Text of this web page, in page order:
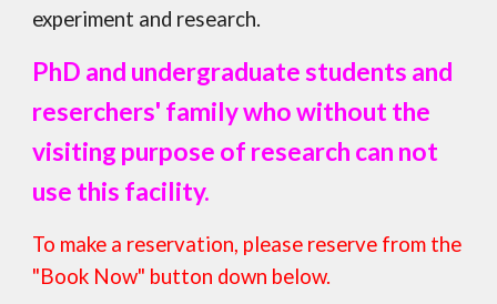
experiment and research.
PhD and undergraduate students and
reserchers' family who without the
visiting purpose of research can not
use this facility.
To make a reservation, please reserve from the
"Book Now" button down below.